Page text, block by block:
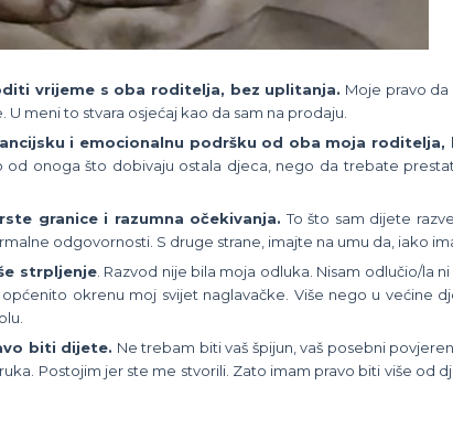
vrijeme s oba roditelja, bez uplitanja. Moje pravo
meni to stvara osjećaj kao da sam na prodaju.
i emocionalnu podršku od oba moja
od onoga što dobivaju ostala djeca, nego da trebate
granice i razumna očekivanja. To što sam dijete
odgovornosti. S druge strane, imajte na umu da, iako
strpljenje. Razvod nije bila moja odluka. Nisam odlučio/la
okrenu moj svijet naglavačke. Više nego u većine
biti dijete. Ne trebam biti vaš špijun, vaš posebni
Postojim jer ste me stvorili. Zato imam pravo biti više